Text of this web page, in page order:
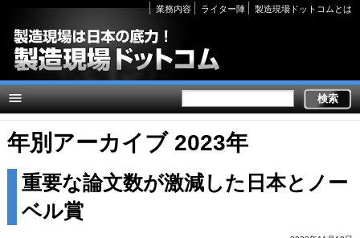
Secondary
links
業務内容 ライター陣 製造現場ドットコムとは
年別アーカイブ 2023年
重要な論文数が激減した日本とノー
ベル賞